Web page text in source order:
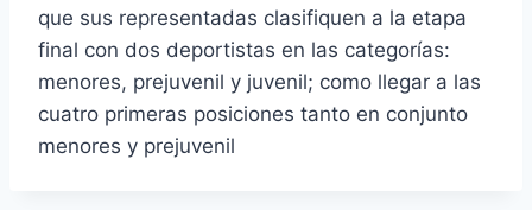
que sus representadas clasifiquen a la etapa
final con dos deportistas en las categorías:
menores, prejuvenil y juvenil; como llegar a las
cuatro primeras posiciones tanto en conjunto
menores y prejuvenil